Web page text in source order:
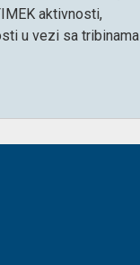
aktivnosti,
u vezi sa tribinama